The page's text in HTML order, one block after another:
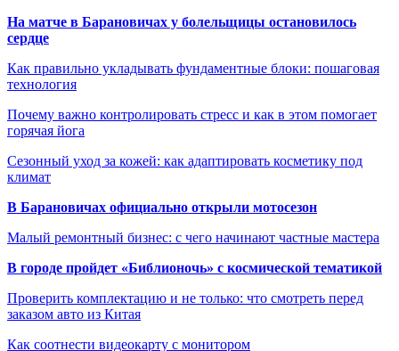
На матче в Барановичах у болельщицы остановилось
сердце
Как правильно укладывать фундаментные блоки: пошаговая
технология
Почему важно контролировать стресс и как в этом помогает
горячая йога
Сезонный уход за кожей: как адаптировать косметику под
климат
В Барановичах официально открыли мотосезон
Малый ремонтный бизнес: с чего начинают частные мастера
В городе пройдет «Библионочь» с космической тематикой
Проверить комплектацию и не только: что смотреть перед
заказом авто из Китая
Как соотнести видеокарту с монитором